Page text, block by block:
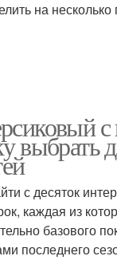
на
с
выбрать
с десяток
каждая из
базового
последнего